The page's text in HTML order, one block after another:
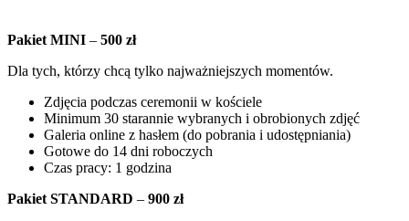
Pakiet MINI – 500 zł
Dla tych, którzy chcą tylko najważniejszych momentów.
Zdjęcia podczas ceremonii w kościele
Minimum 30 starannie wybranych i obrobionych zdjęć
Galeria online z hasłem (do pobrania i udostępniania)
Gotowe do 14 dni roboczych
Czas pracy: 1 godzina
Pakiet STANDARD – 900 zł